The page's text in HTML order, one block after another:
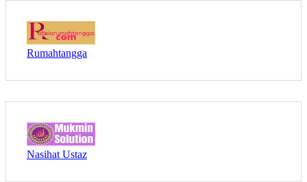
Rumahtangga
Nasihat Ustaz